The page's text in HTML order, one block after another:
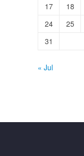
17
18
24
25
31
« Jul